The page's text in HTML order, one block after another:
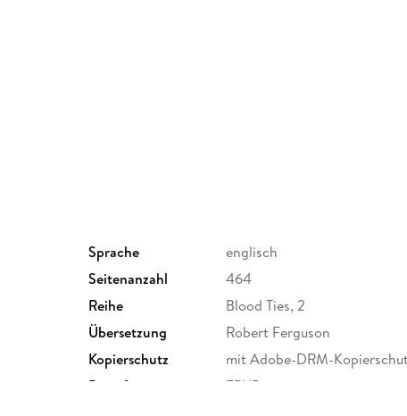
Sprache
englisch
Seitenanzahl
464
Reihe
Blood Ties, 2
Übersetzung
Robert Ferguson
Kopierschutz
mit Adobe-DRM-
Dateiformat
EPUB